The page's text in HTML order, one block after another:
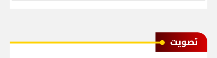
ﺗﺼﻮﻳﺖ